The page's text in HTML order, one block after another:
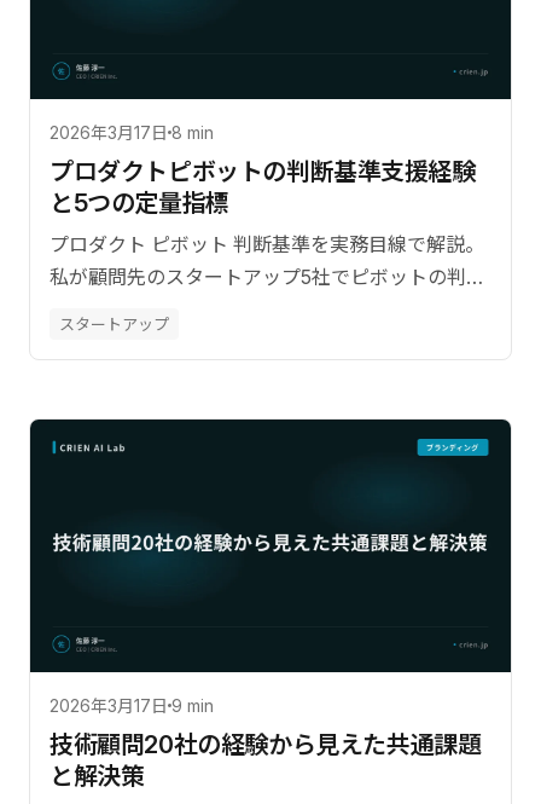
2026年3月17日 8 min
プロダクトピボットの判断基準――支援経験
と5つの定量指標
プロダクト ピボット 判断基準を実務目線で解説。
私が顧問先のスタートアップ5社でピボットの判断
スタートアップ
2026年3月17日 9 min
技術顧問20社の経験から見えた共通課題
と解決策